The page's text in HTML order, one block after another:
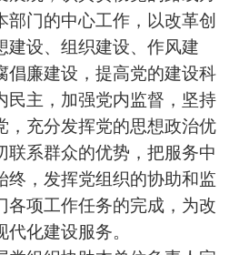
部门的中心工作，以改革创
建设、组织建设、作风建
倡廉建设，提高党的建设科
民主，加强党内监督，坚持
，充分发挥党的思想政治优
联系群众的优势，把服务中
终，发挥党组织的协助和监
各项工作任务的完成，为改
化建设服务。